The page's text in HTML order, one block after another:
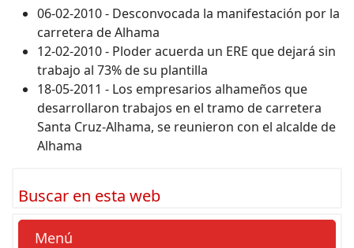
06-02-2010 - Desconvocada la manifestación por la
carretera de Alhama
12-02-2010 - Ploder acuerda un ERE que dejará sin
trabajo al 73% de su plantilla
18-05-2011 - Los empresarios alhameños que
desarrollaron trabajos en el tramo de carretera
Santa Cruz-Alhama, se reunieron con el alcalde de
Alhama
Buscar en esta web
Menú